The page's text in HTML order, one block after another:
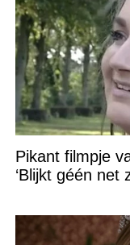
Pikant filmpje
‘Blijkt géén net